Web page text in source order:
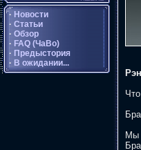
· Новости
· Статьи
· Обзор
· FAQ (ЧаВо)
· Предыстория
· В ожидании...
Мы